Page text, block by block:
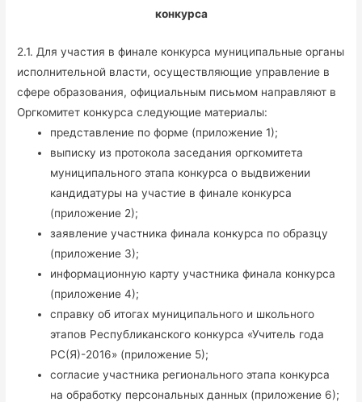
конкурса
2.1. Для участия в финале конкурса муниципальные органы
исполнительной власти, осуществляющие управление в
сфере образования, официальным письмом направляют в
Оргкомитет конкурса следующие материалы:
представление по форме (приложение 1);
выписку из протокола заседания оргкомитета
муниципального этапа конкурса о выдвижении
кандидатуры на участие в финале конкурса
(приложение 2);
заявление участника финала конкурса по образцу
(приложение 3);
информационную карту участника финала конкурса
(приложение 4);
справку об итогах муниципального и школьного
этапов Республиканского конкурса «Учитель года
РС(Я)-2016» (приложение 5);
согласие участника регионального этапа конкурса
на обработку персональных данных (приложение 6);